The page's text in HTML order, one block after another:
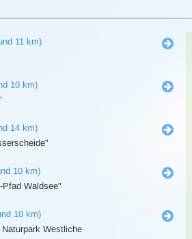
11 km)
10 km)
14 km)
10 km)
Pfad Waldsee"
10 km)
Westliche